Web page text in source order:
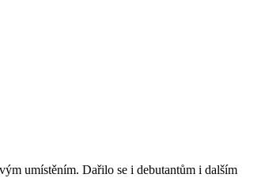
umístěním. Dařilo se i debutantům i dalším